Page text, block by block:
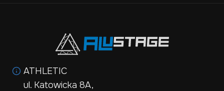
ATHLETIC
ul. Katowicka 8A,